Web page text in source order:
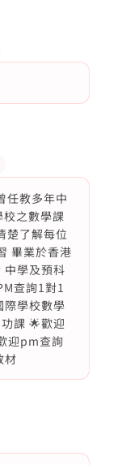
任教多年中
之數學課
楚了解每位
畢業於香港
中學及預科
查詢1對1
際學校數學
課 🌟歡迎
迎pm查詢
材